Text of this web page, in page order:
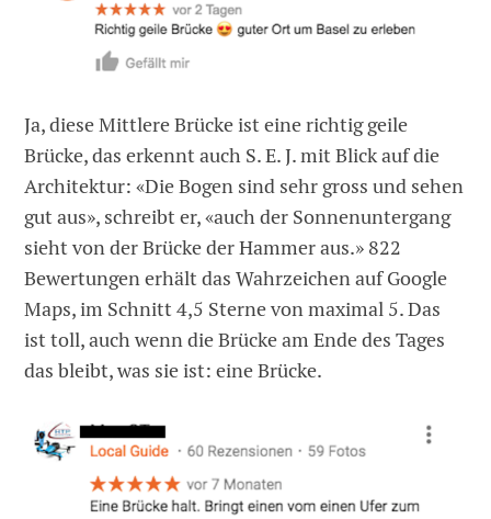
Ja, diese Mittlere Brücke ist eine richtig geile
Brücke, das erkennt auch S. E. J. mit Blick auf die
Architektur: «Die Bogen sind sehr gross und sehen
gut aus», schreibt er, «auch der Sonnenuntergang
sieht von der Brücke der Hammer aus.» 822
Bewertungen erhält das Wahrzeichen auf Google
Maps, im Schnitt 4,5 Sterne von maximal 5. Das
ist toll, auch wenn die Brücke am Ende des Tages
das bleibt, was sie ist: eine Brücke.